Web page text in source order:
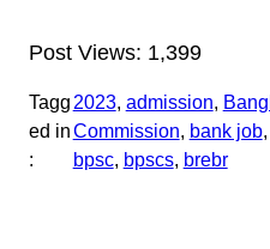
Post Views: 1,399
Tagg
ed in
:
2023, admission,
Commission, bank job,
bpsc, bpscs, brebr